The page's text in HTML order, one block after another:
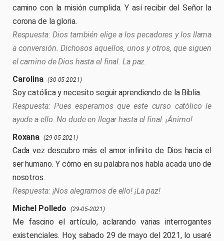
camino con la misión cumplida. Y así recibir del Señor la
corona de la gloria.
Dios también elige a los pecadores y los llama
a conversión. Dichosos aquellos, unos y otros, que siguen
el camino de Dios hasta el final. La paz.
Carolina (30-05-2021)
Soy católica y necesito seguir aprendiendo de la Biblia.
Pues esperamos que este curso católico le
ayude a ello. No dude en llegar hasta el final. ¡Ánimo!
Roxana (29-05-2021)
Cada vez descubro más el amor infinito de Dios hacia el
ser humano. Y cómo en su palabra nos habla acada uno de
nosotros.
¡Nos alegramos de ello! ¡La paz!
Michel Polledo
(29-05-2021)
Me fascino el artículo, aclarando varias interrogantes
existenciales. Hoy, sabado 29 de mayo del 2021, lo usaré